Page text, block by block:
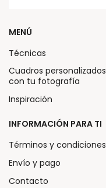
MENÚ
Técnicas
Cuadros personalizados
con tu fotografía
Inspiración
INFORMACIÓN PARA TI
Términos y condiciones
Envío y pago
Contacto